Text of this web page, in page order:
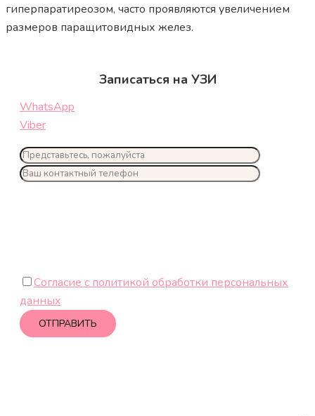
гиперпаратиреозом, часто проявляются увеличением
размеров паращитовидных желез.
Записаться на УЗИ
WhatsApp
Viber
Согласие с политикой обработки персональных
данных